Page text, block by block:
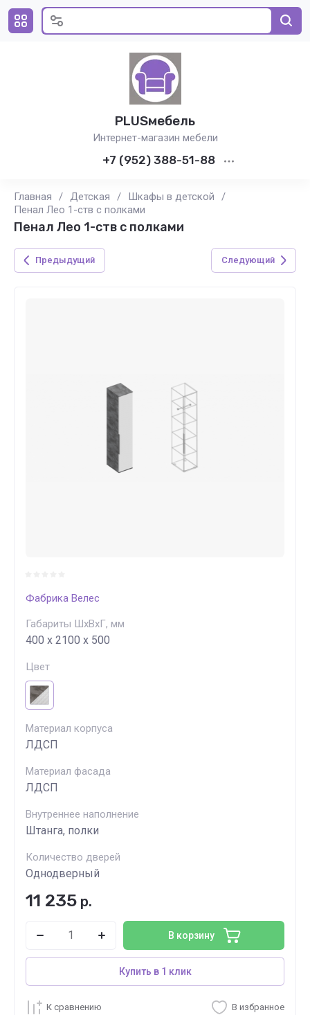
PLUSмебель
Интернет-магазин мебели
+7 (952) 388-51-88
Главная / Детская / Шкафы в детской
/
Пенал Лео 1-ств с полками
Пенал Лео 1-ств с полками
Предыдущий Следующий
Фабрика Велес
Габариты ШхВхГ, мм
400 х 2100 х 500
Цвет
Материал корпуса
ЛДСП
Материал фасада
ЛДСП
Внутреннее наполнение
Штанга, полки
Количество дверей
Однодверный
11 235 р.
В корзину
Купить в 1 клик
К сравнению В избранное